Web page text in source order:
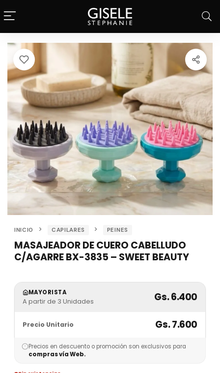
INICIO CAPILARES PEINES
MASAJEADOR DE CUERO CABELLUDO
C/AGARRE BX-3835 – SWEET BEAUTY
MAYORISTA
A partir de 3 Unidades Gs. 6.400
Precio Unitario Gs. 7.600
Precios en descuento o promoción son exclusivos para
compras vía Web.